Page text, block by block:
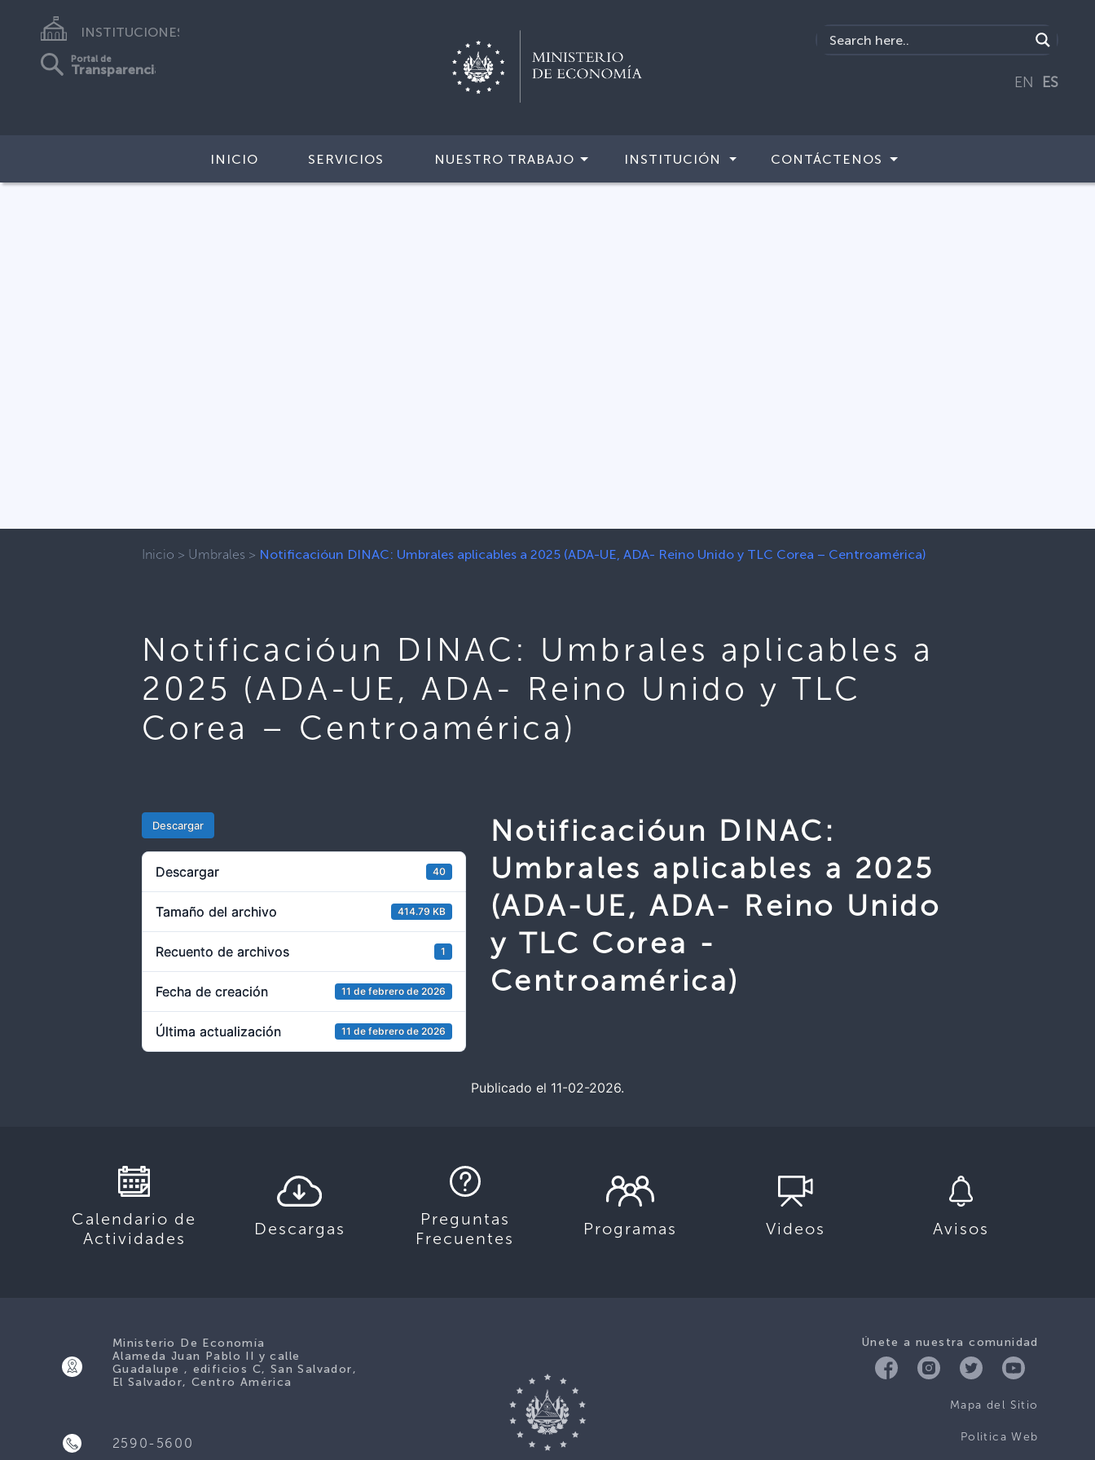
INSTITUCIONES
Portal de
Transparencia
EN ES
INICIO SERVICIOS NUESTRO TRABAJO INSTITUCIÓN CONTÁCTENOS
Inicio > Umbrales > Notificacióun DINAC: Umbrales aplicables a 2025 (ADA-UE, ADA- Reino Unido y TLC Corea – Centroamérica)
Notificacióun DINAC: Umbrales aplicables a
2025 (ADA-UE, ADA- Reino Unido y TLC
Corea – Centroamérica)
Descargar
Descargar 40
Tamaño del archivo 414.79 KB
Recuento de archivos 1
Fecha de creación 11 de febrero de 2026
Última actualización 11 de febrero de 2026
Notificacióun DINAC:
Umbrales aplicables a 2025
(ADA-UE, ADA- Reino Unido
y TLC Corea -
Centroamérica)
Publicado el 11-02-2026.
Calendario de
Actividades
Descargas
Preguntas
Frecuentes
Programas Videos Avisos
Únete a nuestra comunidad
Mapa del Sitio
Politica Web
Ministerio De Economía
Alameda Juan Pablo II y calle
Guadalupe , edificios C, San Salvador,
El Salvador, Centro América
2590-5600